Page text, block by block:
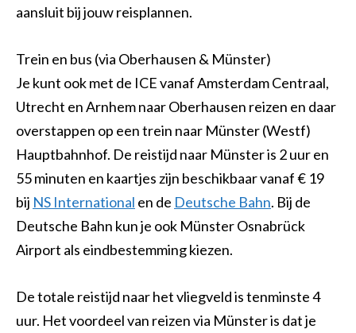
aansluit bij jouw reisplannen.
Trein en bus (via Oberhausen & Münster)
Je kunt ook met de ICE vanaf Amsterdam Centraal,
Utrecht en Arnhem naar Oberhausen reizen en daar
overstappen op een trein naar Münster (Westf)
Hauptbahnhof. De reistijd naar Münster is 2 uur en
55 minuten en kaartjes zijn beschikbaar vanaf € 19
bij NS International en de Deutsche Bahn. Bij de
Deutsche Bahn kun je ook Münster Osnabrück
Airport als eindbestemming kiezen.
De totale reistijd naar het vliegveld is tenminste 4
uur. Het voordeel van reizen via Münster is dat je